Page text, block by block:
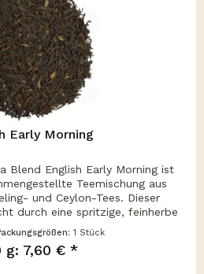
Early Morning
Blend English Early Morning ist
Teemischung aus
und Ceylon-Tees. Dieser
durch eine spritzige, feinherbe
1 Stück
g: 7,60 € *